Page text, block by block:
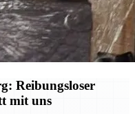
Reibungsloser
mit uns